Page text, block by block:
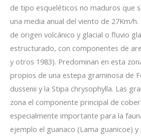
de tipo esqueléticos no maduros que
una media anual del viento de 27Km/h.
de origen volcánico y glacial o fluvio
estructurado, con componentes de
y otros 1983). Predominan en esta
propios de una estepa graminosa de
dussenii y la Stipa chrysophylla. Las
zona el componente principal de
especialmente importante para la
ejemplo el guanaco (Lama guanicoe)